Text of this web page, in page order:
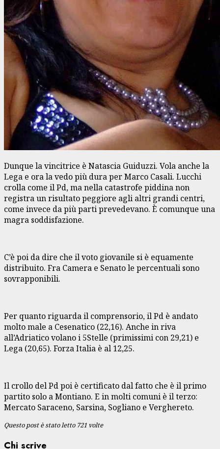
Dunque la vincitrice è Natascia Guiduzzi. Vola anche la
Lega e ora la vedo più dura per Marco Casali. Lucchi
crolla come il Pd, ma nella catastrofe piddina non
registra un risultato peggiore agli altri grandi centri,
come invece da più parti prevedevano. È comunque una
magra soddisfazione.
C’è poi da dire che il voto giovanile si è equamente
distribuito. Fra Camera e Senato le percentuali sono
sovrapponibili.
Per quanto riguarda il comprensorio, il Pd è andato
molto male a Cesenatico (22,16). Anche in riva
all’Adriatico volano i 5Stelle (primissimi con 29,21) e
Lega (20,65). Forza Italia è al 12,25.
Il crollo del Pd poi è certificato dal fatto che è il primo
partito solo a Montiano. E in molti comuni è il terzo:
Mercato Saraceno, Sarsina, Sogliano e Verghereto.
Questo post è stato letto 721 volte
Chi scrive